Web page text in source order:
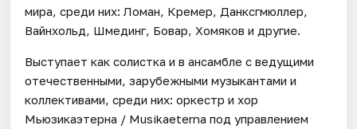
мира, среди них: Ломан, Кремер, Данксгмюллер,
Вайнхольд, Шмединг, Бовар, Хомяков и другие.
Выступает как солистка и в ансамбле с ведущими
отечественными, зарубежными музыкантами и
коллективами, среди них: оркестр и хор
Мьюзикаэтерна / Musikaeterna под управлением